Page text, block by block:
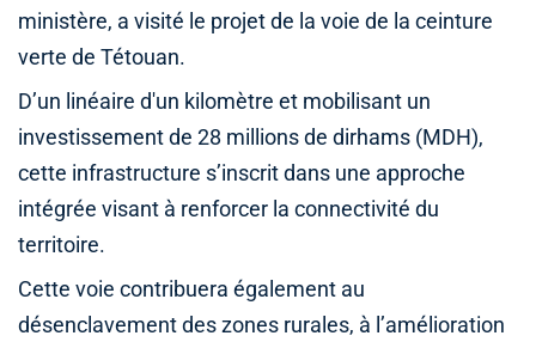
ministère, a visité le projet de la voie de la ceinture
verte de Tétouan.
D’un linéaire d'un kilomètre et mobilisant un
investissement de 28 millions de dirhams (MDH),
cette infrastructure s’inscrit dans une approche
intégrée visant à renforcer la connectivité du
territoire.
Cette voie contribuera également au
désenclavement des zones rurales, à l’amélioration